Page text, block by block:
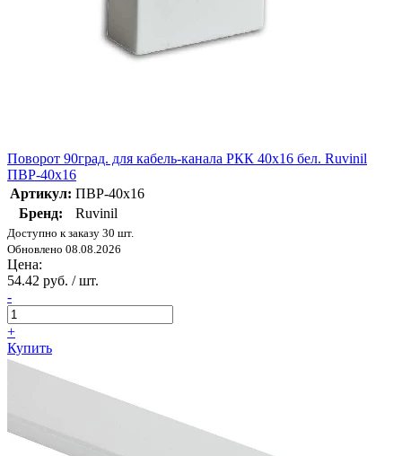
Поворот 90град. для кабель-канала РКК 40х16 бел. Ruvinil
ПВР-40х16
Артикул: ПВР-40х16
Бренд:
Ruvinil
Доступно к заказу 30 шт.
Обновлено 08.08.2026
Цена:
54.42 руб. / шт.
-
+
Купить